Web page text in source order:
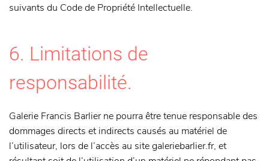
suivants du Code de Propriété Intellectuelle.
6. Limitations de
responsabilité.
Galerie Francis Barlier ne pourra être tenue responsable des
dommages directs et indirects causés au matériel de
l’utilisateur, lors de l’accès au site galeriebarlier.fr, et